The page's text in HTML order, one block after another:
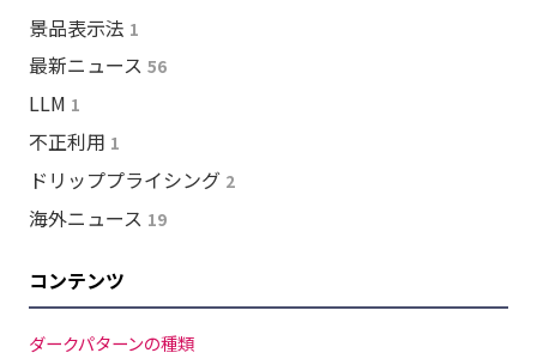
景品表示法 1
最新ニュース 56
LLM 1
不正利用 1
ドリッププライシング 2
海外ニュース 19
コンテンツ
ダークパターンの種類